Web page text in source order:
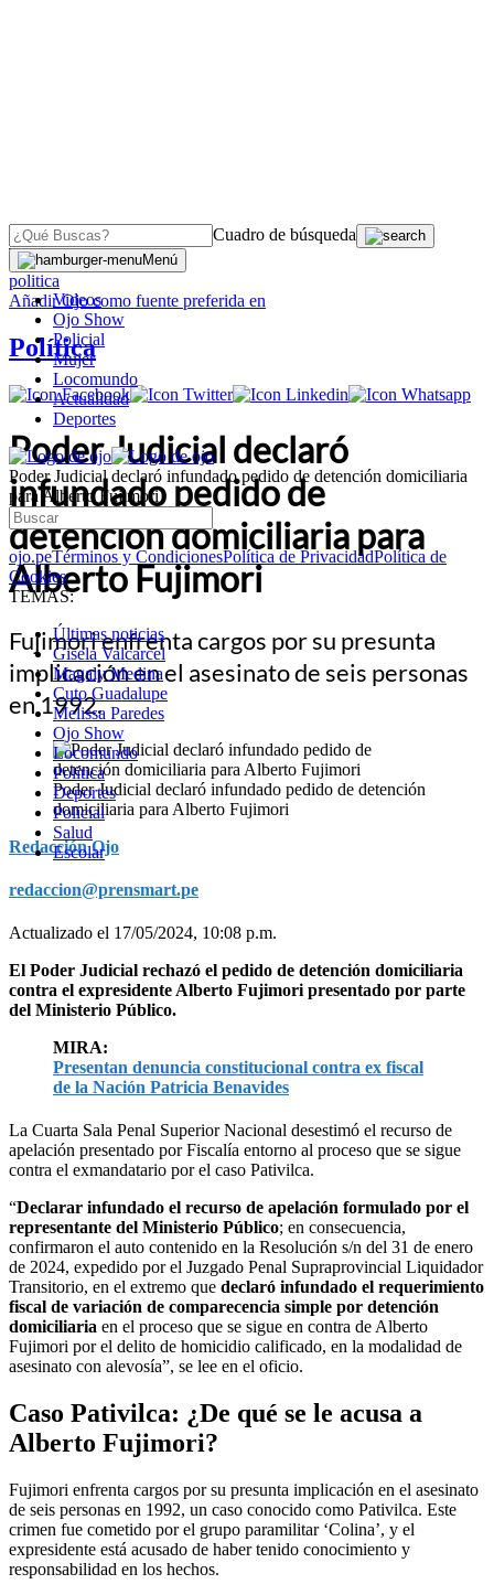
Cuadro de búsqueda
Menú
Videos
Ojo Show
Policial
Mujer
Locomundo
Actualidad
Deportes
Poder Judicial declaró infundado pedido de detención domiciliaria
para Alberto Fujimori
ojo.peTérminos y CondicionesPolítica de PrivacidadPolítica de
Cookies
TEMAS:
Últimas noticias
Gisela Valcarcel
Magaly Medina
Cuto Guadalupe
Melissa Paredes
Ojo Show
Locomundo
Política
Deportes
Policial
Salud
Escolar
OJO
politica
AñadirOjocomo fuente preferida en
Política
Poder Judicial declaró
infundado pedido de
detención domiciliaria para
Alberto Fujimori
Fujimori enfrenta cargos por su presunta
implicación en el asesinato de seis personas
en 1992.
Poder Judicial declaró infundado pedido de detención
domiciliaria para Alberto Fujimori
Redacción Ojo
redaccion@prensmart.pe
Actualizado el 17/05/2024, 10:08 p.m.
El Poder Judicial rechazó el pedido de detención domiciliaria
contra el expresidente Alberto Fujimori presentado por parte
del Ministerio Público.
MIRA:
Presentan denuncia constitucional contra ex fiscal
de la Nación Patricia Benavides
La Cuarta Sala Penal Superior Nacional desestimó el recurso de
apelación presentado por Fiscalía entorno al proceso que se sigue
contra el exmandatario por el caso Pativilca.
“Declarar infundado el recurso de apelación formulado por el
representante del Ministerio Público; en consecuencia,
confirmaron el auto contenido en la Resolución s/n del 31 de enero
de 2024, expedido por el Juzgado Penal Supraprovincial Liquidador
Transitorio, en el extremo que declaró infundado el requerimiento
fiscal de variación de comparecencia simple por detención
domiciliaria en el proceso que se sigue en contra de Alberto
Fujimori por el delito de homicidio calificado, en la modalidad de
asesinato con alevosía”, se lee en el oficio.
Caso Pativilca: ¿De qué se le acusa a
Alberto Fujimori?
Fujimori enfrenta cargos por su presunta implicación en el asesinato
de seis personas en 1992, un caso conocido como Pativilca. Este
crimen fue cometido por el grupo paramilitar ‘Colina’, y el
expresidente está acusado de haber tenido conocimiento y
responsabilidad en los hechos.